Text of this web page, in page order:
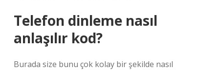
Telefon dinleme nasıl
anlaşılır kod?
Burada size bunu çok kolay bir şekilde nasıl